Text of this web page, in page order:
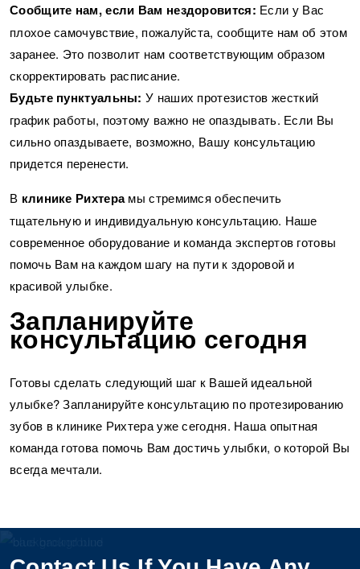
Сообщите нам, если Вам нездоровится: Если у Вас
плохое самочувствие, пожалуйста, сообщите нам об этом
заранее. Это позволит нам соответствующим образом
скорректировать расписание.
Будьте пунктуальны: У наших протезистов жесткий
график работы, поэтому важно не опаздывать. Если Вы
сильно опаздываете, возможно, Вашу консультацию
придется перенести.
В клинике Рихтерамы стремимся обеспечить
тщательную и индивидуальную консультацию. Наше
современное оборудование и команда экспертов готовы
помочь Вам на каждом шагу на пути к здоровой и
красивой улыбке.
Запланируйте
консультацию сегодня
Готовы сделать следующий шаг к Вашей идеальной
улыбке? Запланируйте консультацию по протезированию
зубов в клинике Рихтера уже сегодня. Наша опытная
команда готова помочь Вам достичь улыбки, о которой Вы
всегда мечтали.